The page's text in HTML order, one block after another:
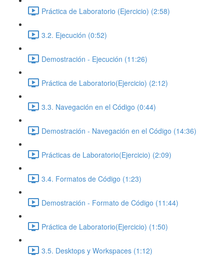
Práctica de Laboratorio (Ejercicio) (2:58)
3.2. Ejecución (0:52)
Demostración - Ejecución (11:26)
Práctica de Laboratorio(Ejercicio) (2:12)
3.3. Navegación en el Código (0:44)
Demostración - Navegación en el Código (14:36)
Prácticas de Laboratorio(Ejercicio) (2:09)
3.4. Formatos de Código (1:23)
Demostración - Formato de Código (11:44)
Práctica de Laboratorio(Ejercicio) (1:50)
3.5. Desktops y Workspaces (1:12)